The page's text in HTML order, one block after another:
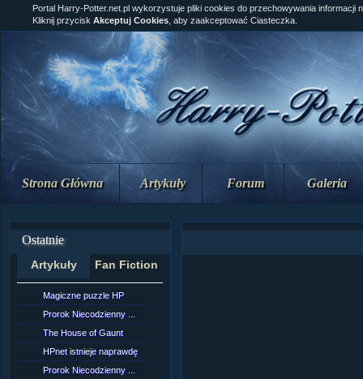
Strona Główna Artykuły Forum Galeria
Ostatnie
Artykuły Fan Fiction
Magiczne puzzle HP
Prorok Niecodzienny ...
The House of Gaunt
HPnet istnieje naprawdę
Prorok Niecodzienny ...
Portal Harry-Potter.net.pl wykorzystuje pliki cookies do przechowywania informacji
Kliknij przycisk Akceptuj Cookies , aby zaakceptować Ciasteczka.